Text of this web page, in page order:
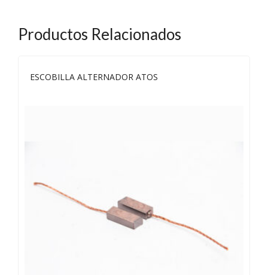
Productos Relacionados
ESCOBILLA ALTERNADOR ATOS